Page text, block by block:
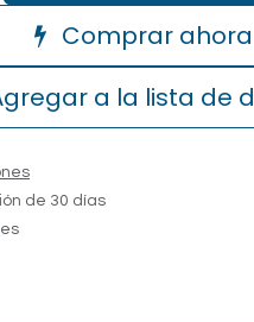
Comprar ahora
a la lista de
de 30 días